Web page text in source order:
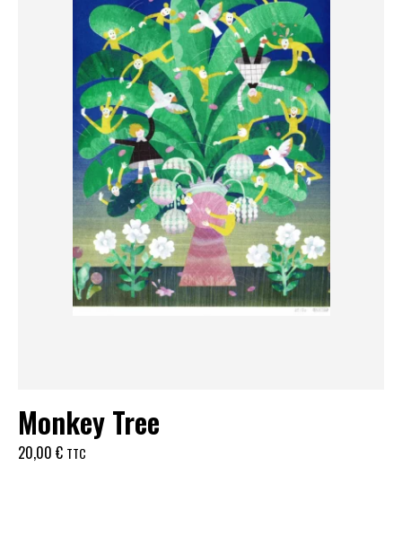
Monkey Tree
20,00 € TTC